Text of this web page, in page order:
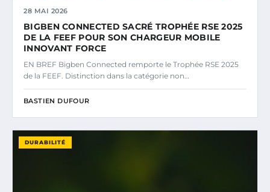
28 MAI 2026
BIGBEN CONNECTED SACRÉ TROPHÉE RSE 2025
DE LA FEEF POUR SON CHARGEUR MOBILE
INNOVANT FORCE
EN BREF Bigben Connected remporte le Trophée RSE 2025
de la FEEF. Distinction dans la catégorie non…
BASTIEN DUFOUR
DURABILITÉ